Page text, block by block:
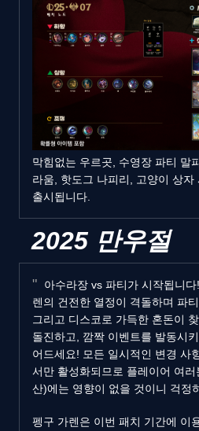
막힘없는 우르곳, 수영장 파티 말
라움, 핫도그 나피리, 고양이 상자
출시됩니다.
2025 만우절
아수라장 vs 파티가 시작됩니
렌의 건전한 열정이 격돌하며 파
그리고 디스코로 가득한 혼돈이
돌진하고, 깜짝 이벤트를 발동시
어드세요! 모든 일시적인 변경 사
서만 활성화되므로 플레이어 여
산)에는 영향이 없을 것이니 걱정
펭구 가렌은 이번 패치 기간에 이